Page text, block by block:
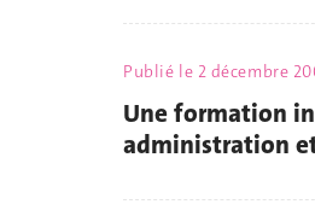
Publié le 2 décembre
Une formation
administration